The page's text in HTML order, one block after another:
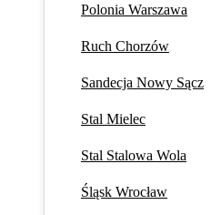
Polonia Warszawa
Ruch Chorzów
Sandecja Nowy Sącz
Stal Mielec
Stal Stalowa Wola
Śląsk Wrocław